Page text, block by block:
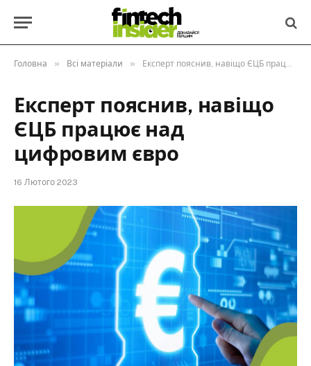
Головна » Всі матеріали » Експерт пояснив, навіщо ЄЦБ працює над цифровим євро
Експерт пояснив, навіщо
ЄЦБ працює над
цифровим євро
16 Лютого 2023